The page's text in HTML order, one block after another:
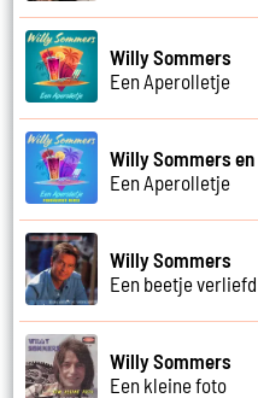
Willy Sommers
Een Aperolletje
Willy Sommers
Een Aperolletje
Willy Sommers
Een beetje verliefd
Willy Sommers
Een kleine foto